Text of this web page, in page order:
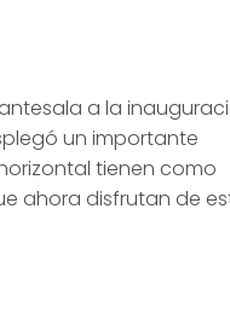
a la
un importante
tienen como
ahora disfrutan de